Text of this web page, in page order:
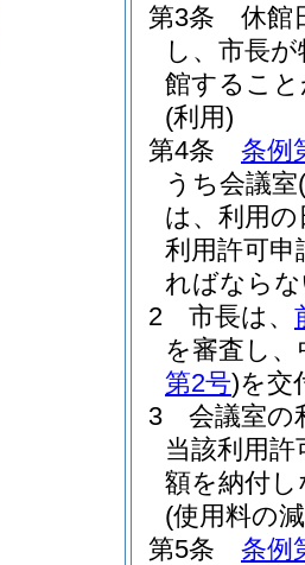
第3条
休館
し、市長
館するこ
(利用)
第4条
条例
うち会議室
は、利用
利用許可申
ればなら
2
市長は、
を審査し
第2号)を交
3
会議室の
当該利用
額を納付
(使用料の
第5条
条例